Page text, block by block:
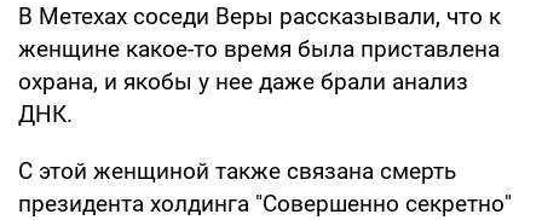
В Метехах соседи Веры рассказывали, что к
женщине какое-то время была приставлена
охрана, и якобы у нее даже брали анализ
ДНК.
С этой женщиной также связана смерть
президента холдинга "Совершенно секретно"